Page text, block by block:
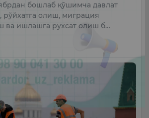
бошлаб қўшимча давлат
олиш, миграция
ва ишлашга рухсат олиш б…